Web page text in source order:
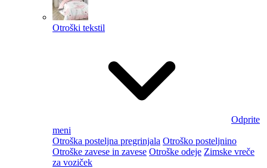
Otroški tekstil
Odprite
meni
Otroška posteljna pregrinjala Otroško posteljnino
Otroške zavese in zavese Otroške odeje Zimske vreče
za voziček